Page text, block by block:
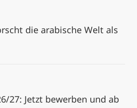
die arabische Welt als
27: Jetzt bewerben und ab